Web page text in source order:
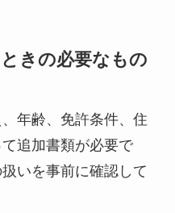
きの必要なもの
年齢、免許条件、住
追加書類が必要で
いを事前に確認して